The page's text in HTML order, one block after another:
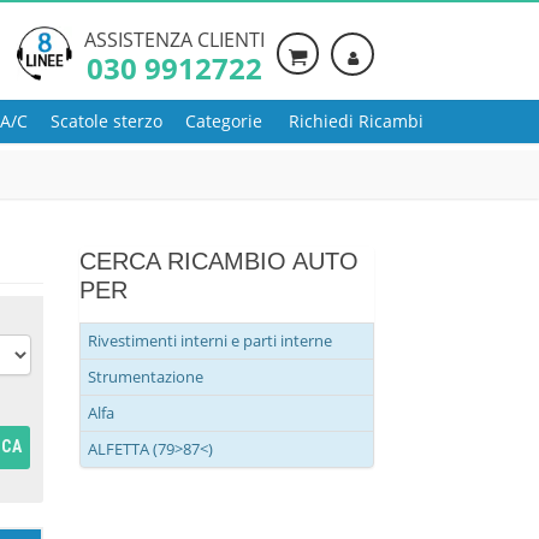
ASSISTENZA CLIENTI
030 9912722
C Scatole sterzo Categorie Richiedi Ricambi
CERCA RICAMBIO AUTO
PER
Rivestimenti interni e parti interne
Strumentazione
Alfa
ALFETTA (79>87<)